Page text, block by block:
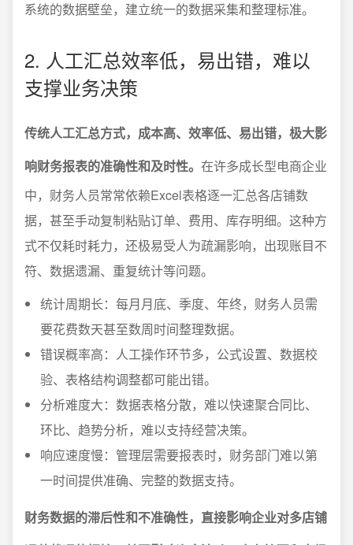
系统的数据壁垒，建立统一的数据采集和整理标准。
2. 人工汇总效率低，易出错，难以
支撑业务决策
传统人工汇总方式，成本高、效率低、易出错，极大影
响财务报表的准确性和及时性。 在许多成长型电商企业
中，财务人员常常依赖Excel表格逐一汇总各店铺数
据，甚至手动复制粘贴订单、费用、库存明细。这种方
式不仅耗时耗力，还极易受人为疏漏影响，出现账目不
符、数据遗漏、重复统计等问题。
统计周期长：每月月底、季度、年终，财务人员需
要花费数天甚至数周时间整理数据。
错误概率高：人工操作环节多，公式设置、数据校
验、表格结构调整都可能出错。
分析难度大：数据表格分散，难以快速聚合同比、
环比、趋势分析，难以支持经营决策。
响应速度慢：管理层需要报表时，财务部门难以第
一时间提供准确、完整的数据支持。
财务数据的滞后性和不准确性，直接影响企业对多店铺